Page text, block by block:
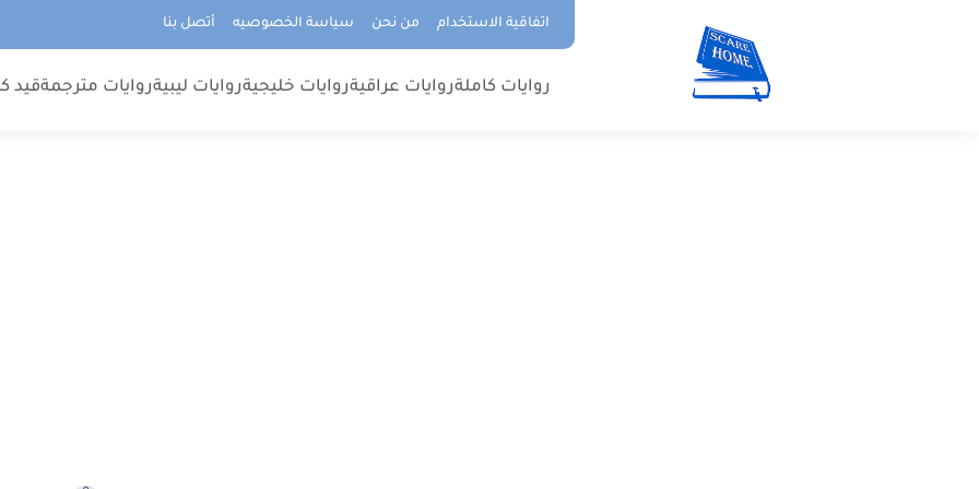
اتفاقية الاستخدام من نحن سياسة الخصوصيه أتصل بنا
روايات كاملةروايات عراقيةروايات خليجيةروايات ليبيةروايات مترجمةقيد